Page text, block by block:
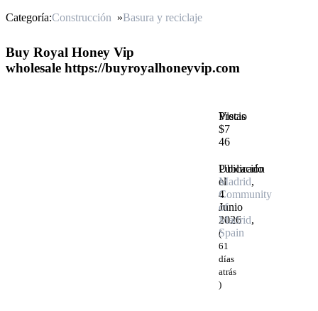
Categoría:Construcción »Basura y reciclaje
Buy Royal Honey Vip
wholesale https://buyroyalhoneyvip.com
Precio
$7
Vistas
46
Publicado
el
4
Junio
2026
(
61
días
atrás
)
Ubicación
Madrid,
Community
of
Madrid,
Spain